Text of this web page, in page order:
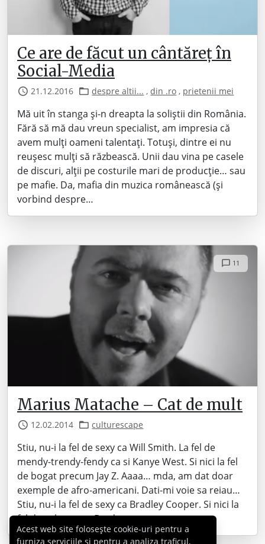
Ce are de făcut un cântăreț în
Social-Media
21.12.2016 despre altii... ,din .ro , prietenii mei
Mă uit în stanga și-n dreapta la soliștii din România.
Fără să mă dau vreun specialist, am impresia că
avem mulți oameni talentați. Totuși, dintre ei nu
reușesc mulți să răzbească. Unii dau vina pe casele
de discuri, alții pe costurile mari de producție… sau
pe mafie. Da, mafia din muzica românească (și
vorbind despre…
11
Marius Matache – Cat de mult
12.02.2014 culturescape
Stiu, nu-i la fel de sexy ca Will Smith. La fel de
mendy-trendy-fendy ca si Kanye West. Si nici la fel
de bogat precum Jay Z. Aaaa… mda, am dat doar
exemple de afro-americani. Dati-mi voie sa reiau…
Stiu, nu-i la fel de sexy ca Bradley Cooper. Si nici la
fel de culeanu ca Brad…
Acest web site folosește cookie-uri pentru a
furniza serviciile și pentru a analiza traficul,